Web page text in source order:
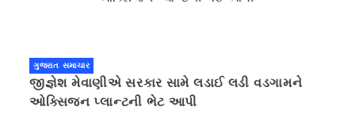
ગુજરાત સમાચાર
જીજ્ઞેશ મેવાણીએ સરકાર સામે લડાઈ લડી વડગામને
ઓક્સિજન પ્લાન્ટની ભેટ આપી